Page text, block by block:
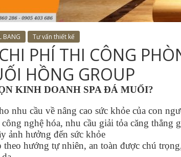
BANG Tư vấn thiết kế
PHÍ THI CÔNG
HỒNG GROUP
KINH DOANH SPA ĐÁ MUỐI?
nhu cầu về nâng cao sức khỏe của con
nghệ hóa, nhu cầu giải tỏa căng thẳng
ảnh hưởng đến sức khỏe
theo hướng tự nhiên, an toàn được chú